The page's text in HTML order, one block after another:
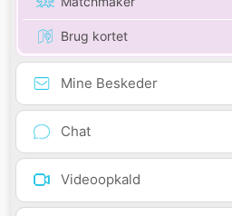
Brug kortet
Mine Beskeder
Chat
Videoopkald